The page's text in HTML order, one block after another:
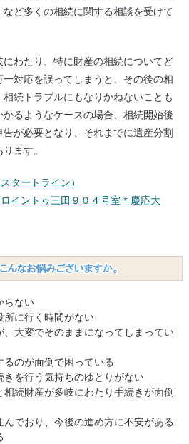
など多くの相続に関する相談を受けて
わたり、特に財産の相続についてど
対応を誤ってしまうと、その後の相
続トラブルにもなりかねないことも
るようなケースの場合、相続開始後
が必要となり、それまでに遺産分割
ます。
タートライン）
イントゥ三田９０４号室＊慶応大
らない
所に行く時間がない
大変でそのままになってしまってい
のが面倒で困っている
を行う気持ちのゆとりがない
続財産が多岐にわたり手続きが面倒
でおり、今後の進め方に不安がある